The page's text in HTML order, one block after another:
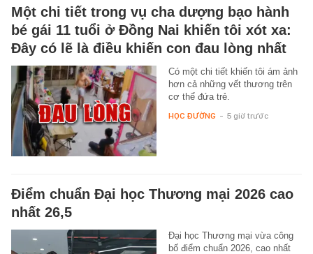
Một chi tiết trong vụ cha dượng bạo hành
bé gái 11 tuổi ở Đồng Nai khiến tôi xót xa:
Đây có lẽ là điều khiến con đau lòng nhất
Có một chi tiết khiến tôi ám ảnh
hơn cả những vết thương trên
cơ thể đứa trẻ.
HỌC ĐƯỜNG - 5 giờ trước
Điểm chuẩn Đại học Thương mại 2026 cao
nhất 26,5
Đại học Thương mại vừa công
bố điểm chuẩn 2026, cao nhất